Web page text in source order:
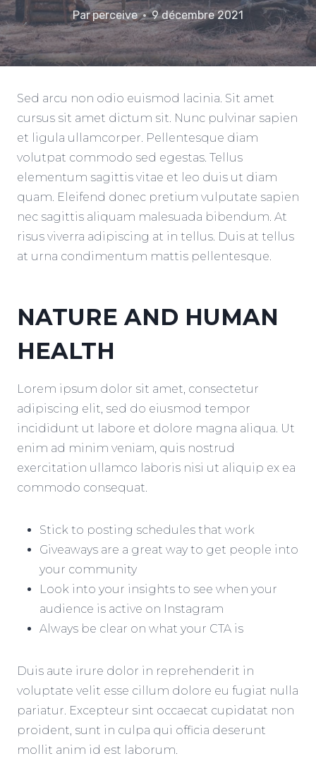
Parperceive 9 décembre 2021
Sed arcu non odio euismod lacinia. Sit amet
cursus sit amet dictum sit. Nunc pulvinar sapien
et ligula ullamcorper. Pellentesque diam
volutpat commodo sed egestas. Tellus
elementum sagittis vitae et leo duis ut diam
quam. Eleifend donec pretium vulputate sapien
nec sagittis aliquam malesuada bibendum. At
risus viverra adipiscing at in tellus. Duis at tellus
at urna condimentum mattis pellentesque.
NATURE AND HUMAN
HEALTH
Lorem ipsum dolor sit amet, consectetur
adipiscing elit, sed do eiusmod tempor
incididunt ut labore et dolore magna aliqua. Ut
enim ad minim veniam, quis nostrud
exercitation ullamco laboris nisi ut aliquip ex ea
commodo consequat.
Stick to posting schedules that work
Giveaways are a great way to get people into
your community
Look into your insights to see when your
audience is active on Instagram
Always be clear on what your CTA is
Duis aute irure dolor in reprehenderit in
voluptate velit esse cillum dolore eu fugiat nulla
pariatur. Excepteur sint occaecat cupidatat non
proident, sunt in culpa qui officia deserunt
mollit anim id est laborum.